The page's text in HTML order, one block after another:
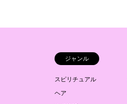
ジャンル
スピリチュアル
ヘア